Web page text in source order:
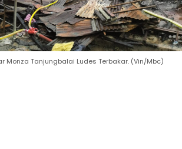
Monza Tanjungbalai Ludes Terbakar. (Vin/Mbc)